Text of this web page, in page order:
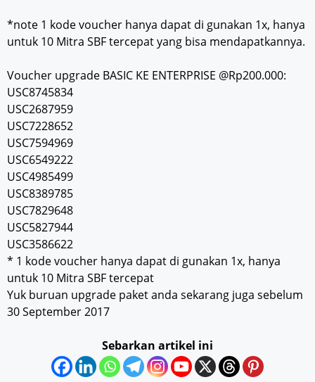
*note 1 kode voucher hanya dapat di gunakan 1x, hanya
untuk 10 Mitra SBF tercepat yang bisa mendapatkannya.
Voucher upgrade BASIC KE ENTERPRISE @Rp200.000:
USC8745834
USC2687959
USC7228652
USC7594969
USC6549222
USC4985499
USC8389785
USC7829648
USC5827944
USC3586622
* 1 kode voucher hanya dapat di gunakan 1x, hanya
untuk 10 Mitra SBF tercepat
Yuk buruan upgrade paket anda sekarang juga sebelum
30 September 2017
Sebarkan artikel ini